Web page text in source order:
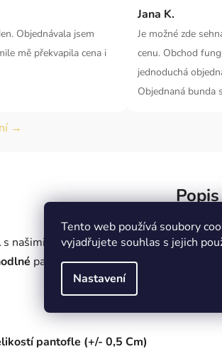
Tento web používá soubory
vyjadřujete souhlas s jejich
Nastavení
Objednávala jsem
mě překvapila cena i
Jana K.
Je možné zde
cenu. Obchod
jednoduchá
Objednaná bunda
→
Popis
s našimi dámskýmipantoflemi ! Od
pantofle na chladnější večery.
pantofle (+/- 0,5 Cm)